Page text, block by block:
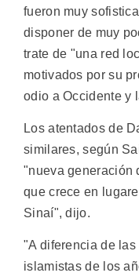
fueron muy
disponer de muy
trate de "una red
motivados por su
odio a Occidente y
Los atentados de
similares, según
"nueva generación
que crece en
Sinaí", dijo.
"A diferencia de
islamistas de los